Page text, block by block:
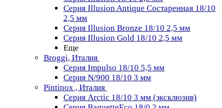
Серия Illusion Antique Состаренная 18/10
2,5 мм
Серия Illusion Bronze 18/10 2,5 мм
Серия Illusion Gold 18/10 2,5 мм
Еще
Broggi, Италия
Серия Impulso 18/10 5,5 мм
Серия N/900 18/10 3 мм
Pintinox , Италия
Серия Arctic 18/10 3 мм (эксклюзив)